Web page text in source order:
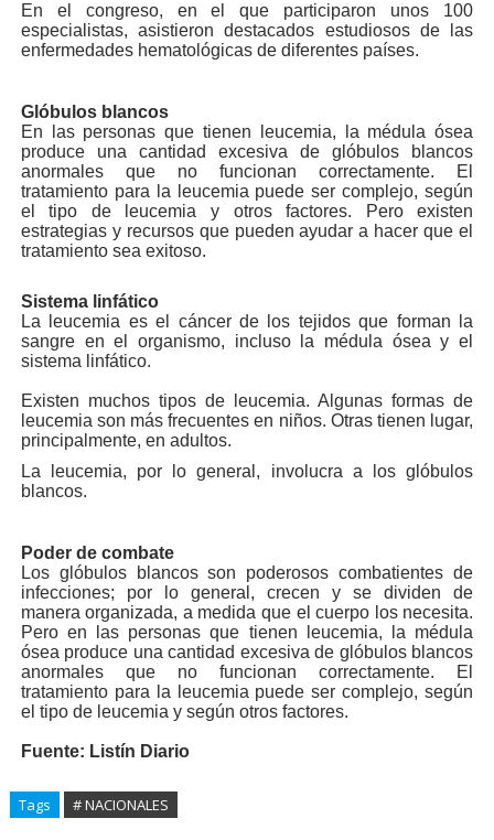
En el congreso, en el que participaron unos 100
especialistas, asistieron destacados estudiosos de las
enfermedades hematológicas de diferentes países.
Glóbulos blancos
En las personas que tienen leucemia, la médula ósea
produce una cantidad excesiva de glóbulos blancos
anormales que no funcionan correctamente. El
tratamiento para la leucemia puede ser complejo, según
el tipo de leucemia y otros factores. Pero existen
estrategias y recursos que pueden ayudar a hacer que el
tratamiento sea exitoso.
Sistema linfático
La leucemia es el cáncer de los tejidos que forman la
sangre en el organismo, incluso la médula ósea y el
sistema linfático.
Existen muchos tipos de leucemia. Algunas formas de
leucemia son más frecuentes en niños. Otras tienen lugar,
principalmente, en adultos.
La leucemia, por lo general, involucra a los glóbulos
blancos.
Poder de combate
Los glóbulos blancos son poderosos combatientes de
infecciones; por lo general, crecen y se dividen de
manera organizada, a medida que el cuerpo los necesita.
Pero en las personas que tienen leucemia, la médula
ósea produce una cantidad excesiva de glóbulos blancos
anormales que no funcionan correctamente. El
tratamiento para la leucemia puede ser complejo, según
el tipo de leucemia y según otros factores.
Fuente: Listín Diario
Tags # NACIONALES